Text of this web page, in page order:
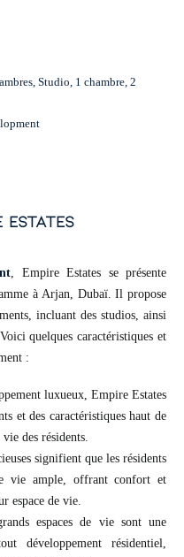
Studio, 1 chambre, 2
estates
, Empire Estates se présente
à Arjan, Dubaï. Il propose
incluant des studios, ainsi
quelques caractéristiques et
:
luxueux, Empire Estates
et des caractéristiques haut de
des résidents.
signifient que les résidents
vie ample, offrant confort et
espace de vie.
espaces de vie sont une
développement résidentiel,